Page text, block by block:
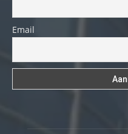
Email